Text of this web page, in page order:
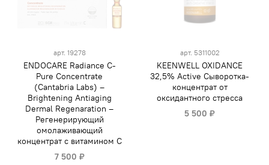
арт. 19278
ENDOCARE Radiance C-
Pure Concentrate
(Cantabria Labs) –
Brightening Antiaging
Dermal Regenaration –
Регенерирующий
омолаживающий
концентрат с витамином С
7 500 ₽
арт. 5311002
KEENWELL OXIDANCE
32,5% Active Сыворотка-
концентрат от
оксидантного стресса
5 500 ₽